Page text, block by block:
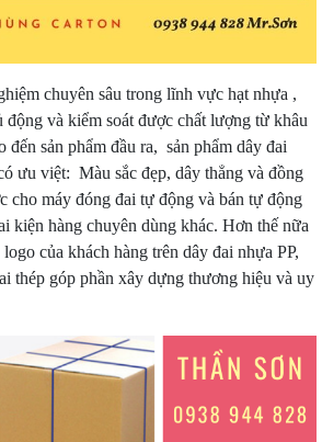
chuyên sâu trong lĩnh vực hạt nhựa ,
động và kiểm soát được chất lượng từ khâu
đến sản phẩm đầu ra, sản phẩm dây đai
ưu việt: Màu sắc đẹp, dây thẳng và đồng
cho máy đóng đai tự động và bán tự động
kiện hàng chuyên dùng khác. Hơn thế nữa
của khách hàng trên dây đai nhựa PP,
thép góp phần xây dựng thương hiệu và uy